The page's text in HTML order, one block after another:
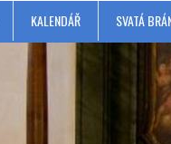
KALENDÁŘ SVATÁ